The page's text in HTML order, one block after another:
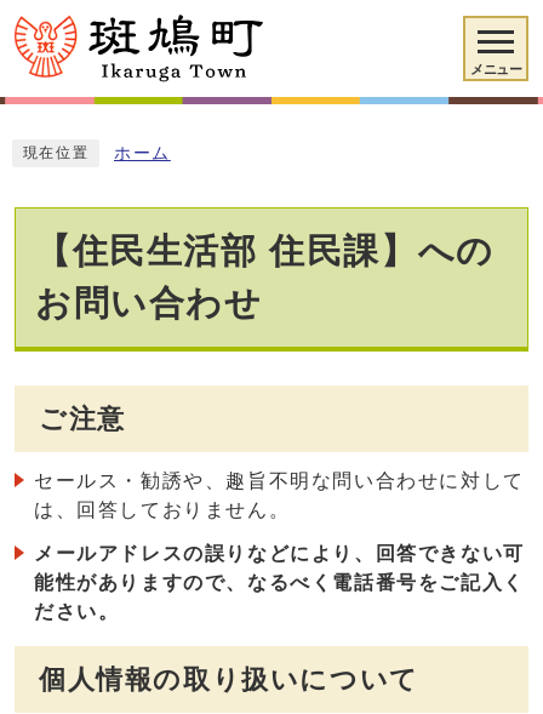
メニュー
現在位置 ホーム
【住民生活部 住民課】への
お問い合わせ
ご注意
セールス・勧誘や、趣旨不明な問い合わせに対して
は、回答しておりません。
メールアドレスの誤りなどにより、回答できない可
能性がありますので、なるべく電話番号をご記入く
ださい。
個人情報の取り扱いについて